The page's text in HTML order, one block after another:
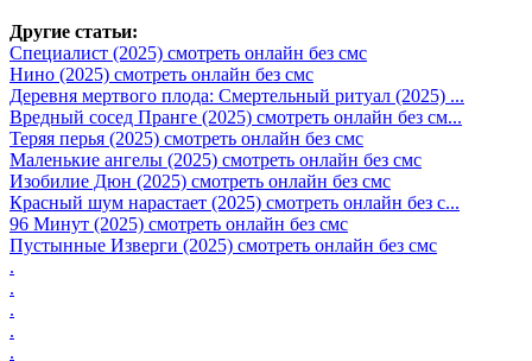
Другие статьи:
Специалист (2025) смотреть онлайн без смс
Нино (2025) смотреть онлайн без смс
Деревня мертвого плода: Смертельный ритуал (2025) ...
Вредный сосед Пранге (2025) смотреть онлайн без см...
Теряя перья (2025) смотреть онлайн без смс
Маленькие ангелы (2025) смотреть онлайн без смс
Изобилие Дюн (2025) смотреть онлайн без смс
Красный шум нарастает (2025) смотреть онлайн без с...
96 Минут (2025) смотреть онлайн без смс
Пустынные Изверги (2025) смотреть онлайн без смс
.
.
.
.
.